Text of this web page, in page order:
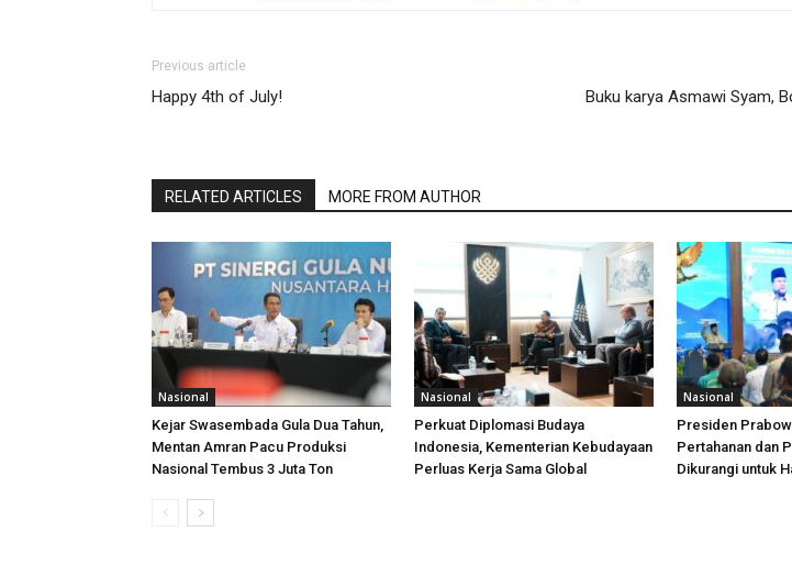
Previous article
Happy 4th of July!
Buku karya Asmawi Syam,
RELATED ARTICLES MORE FROM AUTHOR
Nasional
Kejar Swasembada Gula Dua Tahun,
Mentan Amran Pacu Produksi
Nasional Tembus 3 Juta Ton
Nasional
Perkuat Diplomasi Budaya
Indonesia, Kementerian Kebudayaan
Perluas Kerja Sama Global
Nasional
Presiden
Pertahanan dan
Dikurangi untuk